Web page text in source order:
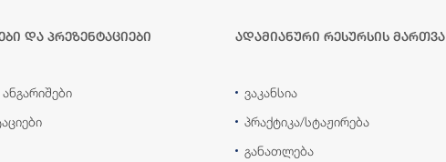
და პრეზენტაციები ადამიანური რესურსის მართვა
ვაკანსია
პრაქტიკა/სტაჟირება
განათლება